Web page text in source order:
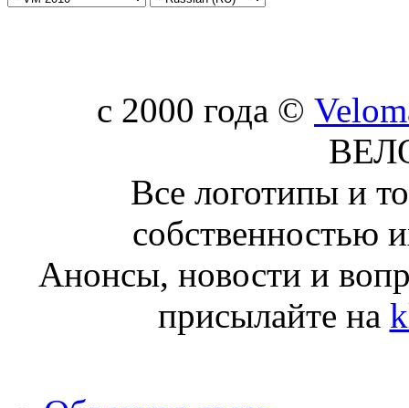
c 2000 года ©
Все логотипы и
собственностью
Анонсы, новости и
присылайте на